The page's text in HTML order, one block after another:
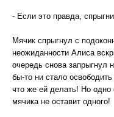
- Если это правда,
Мячик спрыгнул с
неожиданности Алиса
очередь снова запрыгнул
бы-то ни стало
что же ей делать! Но одно
мячика не оставит одного!